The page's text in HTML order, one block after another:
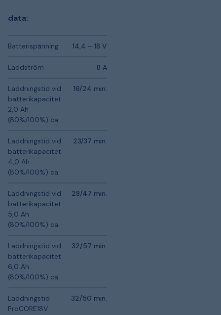
data:
Batterispänning 14,4 – 18 V
Laddström 8 A
Laddningstid vid
batterikapacitet
2,0 Ah
(80%/100%) ca.
16/24 min.
Laddningstid vid
batterikapacitet
4,0 Ah
(80%/100%) ca.
23/37 min.
Laddningstid vid
batterikapacitet
5,0 Ah
(80%/100%) ca.
28/47 min.
Laddningstid vid
batterikapacitet
6,0 Ah
(80%/100%) ca.
32/57 min.
Laddningstid
ProCORE18V
32/50 min.